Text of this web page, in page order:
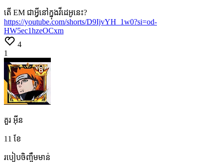
តើ EM ជាអ្វីនៅក្នុងវីដេអូនេះ?
https://youtube.com/shorts/D9IjvYH_1w0?si=od-
HW5ec1hzeOCxm
4
1
គួរ អុីន
11 ខែ
របៀបចិញ្ចឹមមាន់